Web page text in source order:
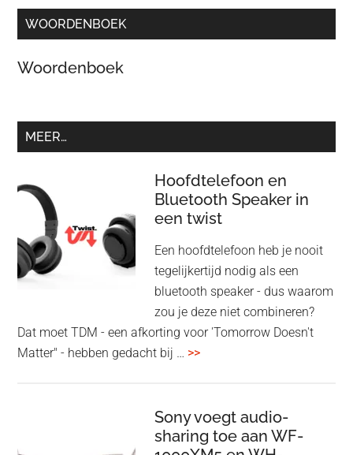
WOORDENBOEK
Woordenboek
MEER…
Hoofdtelefoon en
Bluetooth Speaker in
een twist
Een hoofdtelefoon heb je nooit
tegelijkertijd nodig als een
bluetooth speaker - dus waarom
zou je deze niet combineren?
Dat moet TDM - een afkorting voor 'Tomorrow Doesn't
Matter" - hebben gedacht bij … >>overHoofdtelefoon
Speaker
in
Sony voegt audio-
sharing toe aan WF-